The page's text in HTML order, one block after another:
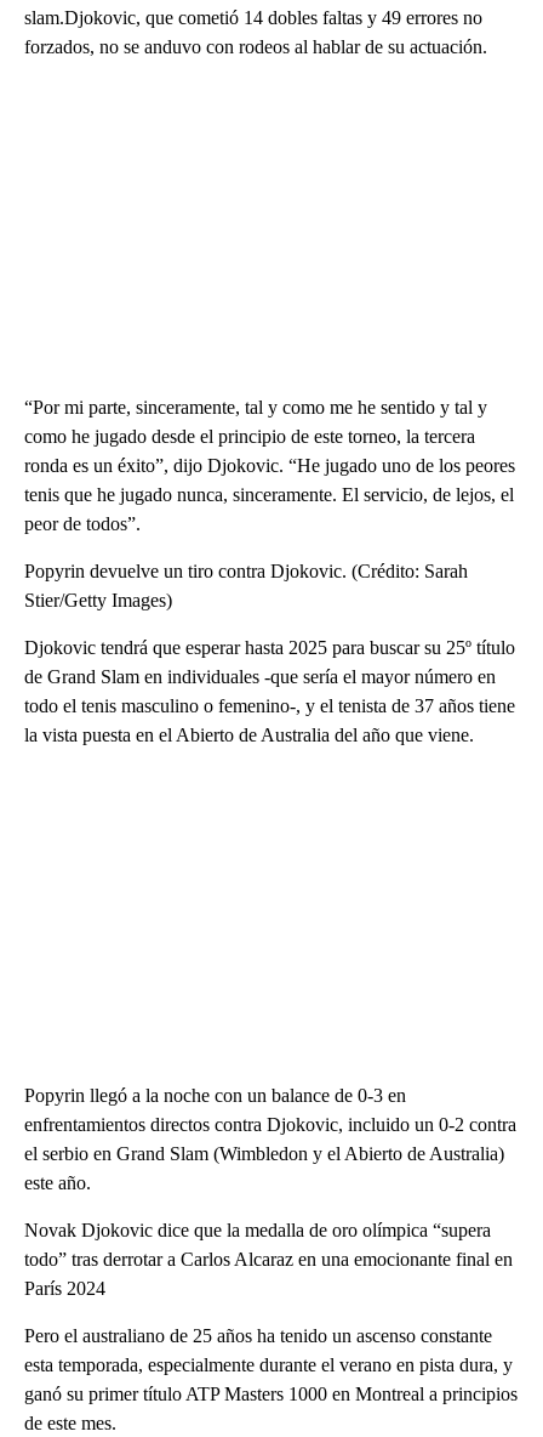
slam.Djokovic, que cometió 14 dobles faltas y 49 errores no
forzados, no se anduvo con rodeos al hablar de su actuación.
“Por mi parte, sinceramente, tal y como me he sentido y tal y
como he jugado desde el principio de este torneo, la tercera
ronda es un éxito”, dijo Djokovic. “He jugado uno de los peores
tenis que he jugado nunca, sinceramente. El servicio, de lejos, el
peor de todos”.
Popyrin devuelve un tiro contra Djokovic. (Crédito: Sarah
Stier/Getty Images)
Djokovic tendrá que esperar hasta 2025 para buscar su 25º título
de Grand Slam en individuales -que sería el mayor número en
todo el tenis masculino o femenino-, y el tenista de 37 años tiene
la vista puesta en el Abierto de Australia del año que viene.
Popyrin llegó a la noche con un balance de 0-3 en
enfrentamientos directos contra Djokovic, incluido un 0-2 contra
el serbio en Grand Slam (Wimbledon y el Abierto de Australia)
este año.
Novak Djokovic dice que la medalla de oro olímpica “supera
todo” tras derrotar a Carlos Alcaraz en una emocionante final en
París 2024
Pero el australiano de 25 años ha tenido un ascenso constante
esta temporada, especialmente durante el verano en pista dura, y
ganó su primer título ATP Masters 1000 en Montreal a principios
de este mes.